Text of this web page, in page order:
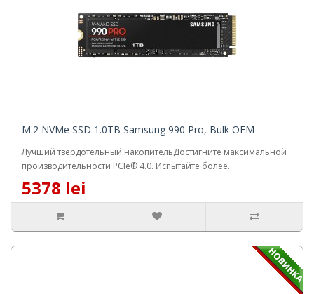
M.2 NVMe SSD 1.0TB Samsung 990 Pro, Bulk OEM
Лучший твердотельный накопительДостигните максимальной
производительности PCIe® 4.0. Испытайте более..
5378 lei